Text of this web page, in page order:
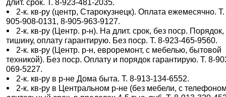
длит. срок. Т. 8-923-481-2035.
2-к. кв-ру (центр, Старокузнецк). Оплата ежемесячно.
905-908-0131, 8-905-963-9127.
2-к. кв-ру (Центр. р-н). На длит. срок, без поср. Порядок,
тишину, оплату гарантирую. Без поср. Т. 8-923-465-9560.
2-к. кв-ру (Центр. р-н, евроремонт, с мебелью, бытовой
техникой). Без поср. Оплату и порядок гарантирую. Т. 8-
069-5227.
2-к. кв-ру в р-не Дома быта. Т. 8-913-134-6552.
2-к. кв-ру в Центральном р-не (без мебели, с